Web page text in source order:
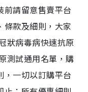
前請留意售賣平台
條款及細則，大家
狀病毒病快速抗原
測試通用名單，購
，一切以訂購平台